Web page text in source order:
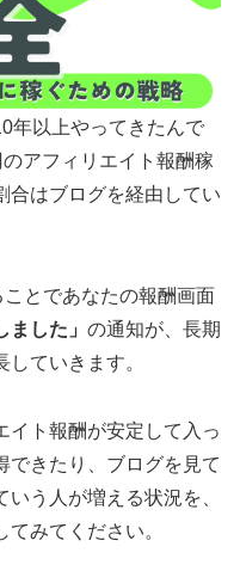
年以上やってきたんで
アフィリエイト報酬稼
合はブログを経由してい
とであなたの報酬画面
ました」 の通知が、長期
ていきます。
イト報酬が安定して入っ
できたり、ブログを見て
う人が増える状況を、
みてください。